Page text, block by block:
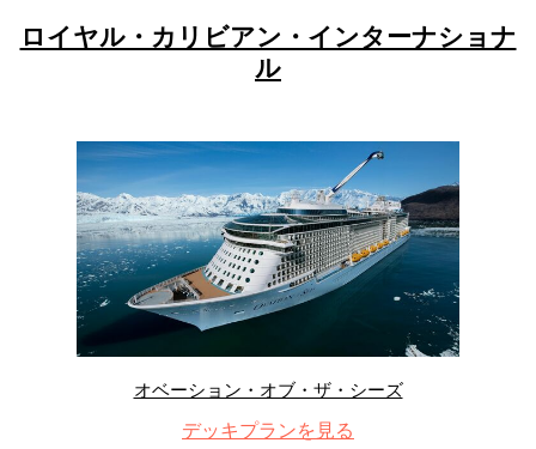
ロイヤル・カリビアン・インターナショナ
ル
オベーション・オブ・ザ・シーズ
デッキプランを見る